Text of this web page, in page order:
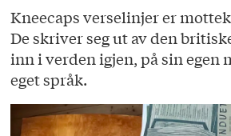
Kneecaps verselinjer er
De skriver seg ut av den
inn i verden igjen, på sin egen
eget språk.